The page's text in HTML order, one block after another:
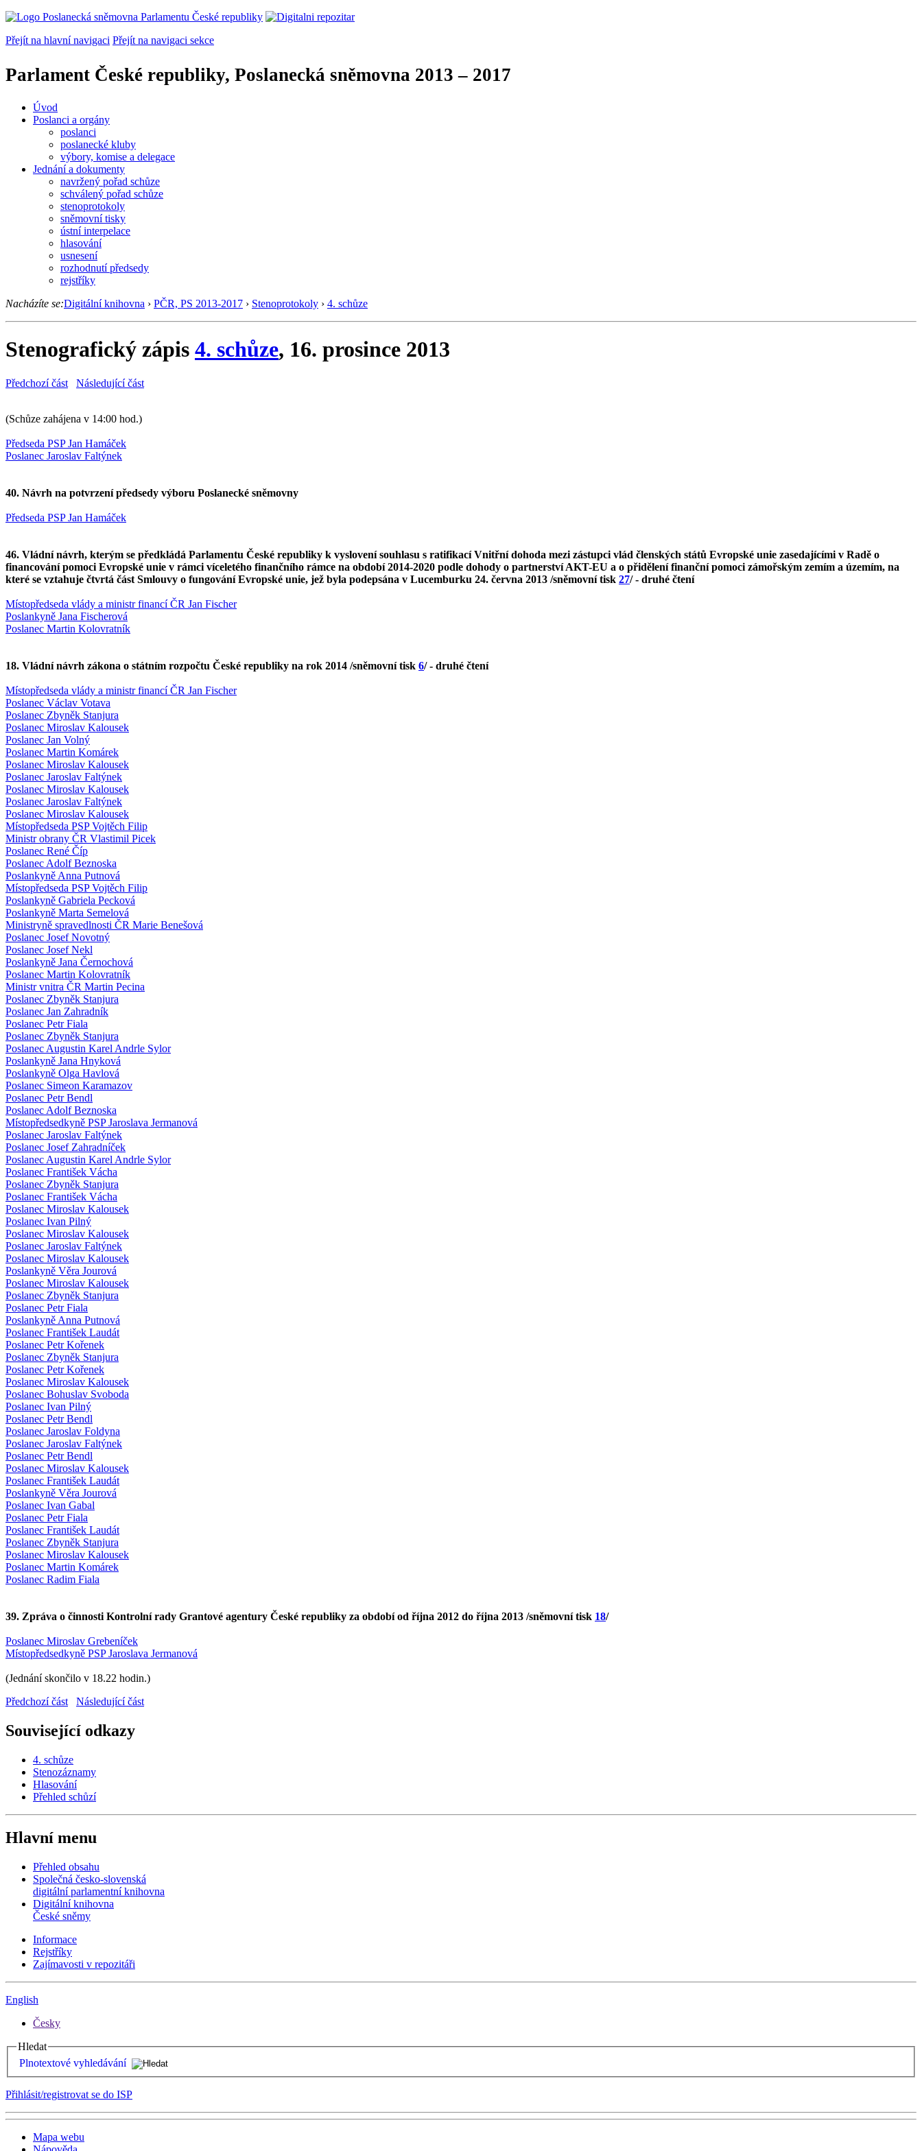
Přejít na hlavní navigaci Přejít na navigaci sekce
Parlament České republiky, Poslanecká sněmovna 2013 – 2017
Úvod
Poslanci a orgány
poslanci
poslanecké kluby
výbory, komise a delegace
Jednání a dokumenty
navržený pořad schůze
schválený pořad schůze
stenoprotokoly
sněmovní tisky
ústní interpelace
hlasování
usnesení
rozhodnutí předsedy
rejstříky
Nacházíte se:Digitální knihovna › PČR, PS 2013-2017 › Stenoprotokoly › 4. schůze
Stenografický zápis 4. schůze, 16. prosince 2013
Předchozí část Následující část
(Schůze zahájena v 14:00 hod.)
Předseda PSP Jan Hamáček
Poslanec Jaroslav Faltýnek
40. Návrh na potvrzení předsedy výboru Poslanecké sněmovny
Předseda PSP Jan Hamáček
46. Vládní návrh, kterým se předkládá Parlamentu České republiky k vyslovení souhlasu s ratifikací Vnitřní dohoda mezi zástupci vlád členských států Evropské unie zasedajícími v Radě o
financování pomoci Evropské unie v rámci víceletého finančního rámce na období 2014-2020 podle dohody o partnerství AKT-EU a o přidělení finanční pomoci zámořským zemím a územím, na
které se vztahuje čtvrtá část Smlouvy o fungování Evropské unie, jež byla podepsána v Lucemburku 24. června 2013 /sněmovní tisk 27/ - druhé čtení
Místopředseda vlády a ministr financí ČR Jan Fischer
Poslankyně Jana Fischerová
Poslanec Martin Kolovratník
18. Vládní návrh zákona o státním rozpočtu České republiky na rok 2014 /sněmovní tisk 6/ - druhé čtení
Místopředseda vlády a ministr financí ČR Jan Fischer
Poslanec Václav Votava
Poslanec Zbyněk Stanjura
Poslanec Miroslav Kalousek
Poslanec Jan Volný
Poslanec Martin Komárek
Poslanec Miroslav Kalousek
Poslanec Jaroslav Faltýnek
Poslanec Miroslav Kalousek
Poslanec Jaroslav Faltýnek
Poslanec Miroslav Kalousek
Místopředseda PSP Vojtěch Filip
Ministr obrany ČR Vlastimil Picek
Poslanec René Číp
Poslanec Adolf Beznoska
Poslankyně Anna Putnová
Místopředseda PSP Vojtěch Filip
Poslankyně Gabriela Pecková
Poslankyně Marta Semelová
Ministryně spravedlnosti ČR Marie Benešová
Poslanec Josef Novotný
Poslanec Josef Nekl
Poslankyně Jana Černochová
Poslanec Martin Kolovratník
Ministr vnitra ČR Martin Pecina
Poslanec Zbyněk Stanjura
Poslanec Jan Zahradník
Poslanec Petr Fiala
Poslanec Zbyněk Stanjura
Poslanec Augustin Karel Andrle Sylor
Poslankyně Jana Hnyková
Poslankyně Olga Havlová
Poslanec Simeon Karamazov
Poslanec Petr Bendl
Poslanec Adolf Beznoska
Místopředsedkyně PSP Jaroslava Jermanová
Poslanec Jaroslav Faltýnek
Poslanec Josef Zahradníček
Poslanec Augustin Karel Andrle Sylor
Poslanec František Vácha
Poslanec Zbyněk Stanjura
Poslanec František Vácha
Poslanec Miroslav Kalousek
Poslanec Ivan Pilný
Poslanec Miroslav Kalousek
Poslanec Jaroslav Faltýnek
Poslanec Miroslav Kalousek
Poslankyně Věra Jourová
Poslanec Miroslav Kalousek
Poslanec Zbyněk Stanjura
Poslanec Petr Fiala
Poslankyně Anna Putnová
Poslanec František Laudát
Poslanec Petr Kořenek
Poslanec Zbyněk Stanjura
Poslanec Petr Kořenek
Poslanec Miroslav Kalousek
Poslanec Bohuslav Svoboda
Poslanec Ivan Pilný
Poslanec Petr Bendl
Poslanec Jaroslav Foldyna
Poslanec Jaroslav Faltýnek
Poslanec Petr Bendl
Poslanec Miroslav Kalousek
Poslanec František Laudát
Poslankyně Věra Jourová
Poslanec Ivan Gabal
Poslanec Petr Fiala
Poslanec František Laudát
Poslanec Zbyněk Stanjura
Poslanec Miroslav Kalousek
Poslanec Martin Komárek
Poslanec Radim Fiala
39. Zpráva o činnosti Kontrolní rady Grantové agentury České republiky za období od října 2012 do října 2013 /sněmovní tisk 18/
Poslanec Miroslav Grebeníček
Místopředsedkyně PSP Jaroslava Jermanová
(Jednání skončilo v 18.22 hodin.)
Předchozí část
Následující část
Související odkazy
4. schůze
Stenozáznamy
Hlasování
Přehled schůzí
Hlavní menu
Přehled obsahu
Společná česko-slovenská
digitální parlamentní knihovna
Digitální knihovna
České sněmy
Informace
Rejstříky
Zajímavosti v repozitáři
English
Česky
Hledat
Plnotextové vyhledávání
Přihlásit/registrovat se do ISP
Mapa webu